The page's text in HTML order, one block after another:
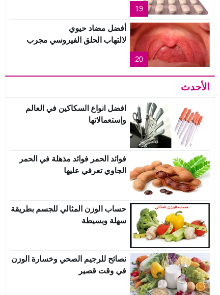
19
20
أفضل مضاد حيوي
لالتهاب الحلق الفيروسي مجرب
الأحدث
افضل انواع السكاكين في العالم
وإستعمالاتها
فوائد الحمر فوائد مذهلة في الحمر
الجاوي تعرفي عليها
حساب الوزن المثالي للجسم بطريقة
سهلة وبسيطة
نصائح للرجيم الصحي وخسارة الوزن
في وقت قصير